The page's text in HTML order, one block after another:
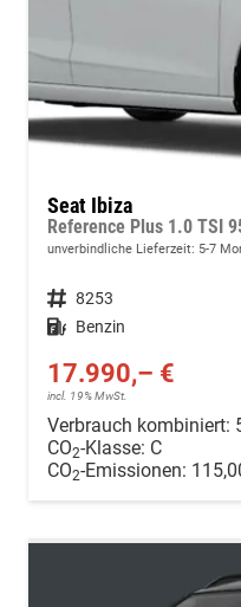
Seat Ibiza
unverbindliche Lieferzeit: 5-7
Fahrzeugnr. 8253
Kraftstoff Benzin
17.990,– €
incl. 19% MwSt.
Verbrauch kombiniert:
CO2-Klasse: C
CO2-Emissionen: